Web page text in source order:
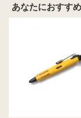
あなたにおすす